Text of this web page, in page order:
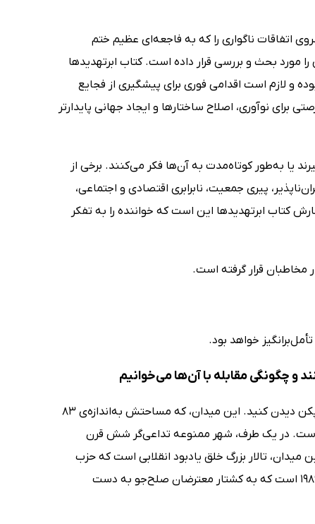
اتفاقات ناگواری را که به فاجعه‌ای عظیم ختم
بحث و بررسی قرار داده است. کتاب ابرتهدید‌ها
و لازم است اقدامی فوری برای پیشگیری از فجایع
نوآوری، اصلاح ساختارها و ایجاد جهانی پایدارتر
یا به‌طور کوتاه‌مدت به آن‌ها فکر می‌کنند. برخی از
پیری جمعیت، نابرابری اقتصادی و اجتماعی،
ابرتهدید‌ها این است که خواننده را به تفکر
قرار گرفته است.
خواهد بود.
و چگونگی مقابله با آن‌ها می‌خوانیم
اگر می‌خواهید میزان جاه‌طلبی ژئوپلیتیکی چین را بسنجید، از میدان تیانانمن در پکن دیدن کنید. این میدان، که مساحتش به‌اندازه‌ی 83
است. در یک طرف، شهر ممنوعه تداعی‌گر شش قرن
تالار بزرگ خلق یادبود انقلابی است که حزب
کمونیست چین را در سال 1949 به قدرت رساند. خود این میدان یادآور قیام سال 1989 است که به کشتار معترضان صلح‌جو به دست